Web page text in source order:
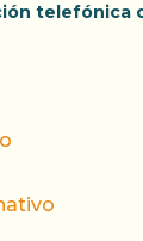
telefónica